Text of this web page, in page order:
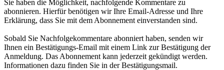
Sie haben die Möglichkeit, nachfolgende Kommentare zu
abonnieren. Hierfür benötigen wir Ihre Email-Adresse und Ihre
Erklärung, dass Sie mit dem Abonnement einverstanden sind.
Sobald Sie Nachfolgekommentare abonniert haben, senden wir
Ihnen ein Bestätigungs-Email mit einem Link zur Bestätigung der
Anmeldung. Das Abonnement kann jederzeit gekündigt werden.
Informationen dazu finden Sie in der Bestätigungsmail.